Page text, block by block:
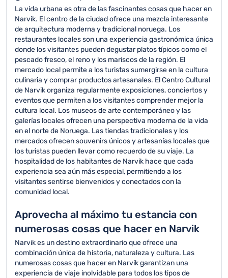
La vida urbana es otra de las fascinantes cosas que hacer en
Narvik. El centro de la ciudad ofrece una mezcla interesante
de arquitectura moderna y tradicional noruega. Los
restaurantes locales son una experiencia gastronómica única
donde los visitantes pueden degustar platos típicos como el
pescado fresco, el reno y los mariscos de la región. El
mercado local permite a los turistas sumergirse en la cultura
culinaria y comprar productos artesanales. El Centro Cultural
de Narvik organiza regularmente exposiciones, conciertos y
eventos que permiten a los visitantes comprender mejor la
cultura local. Los museos de arte contemporáneo y las
galerías locales ofrecen una perspectiva moderna de la vida
en el norte de Noruega. Las tiendas tradicionales y los
mercados ofrecen souvenirs únicos y artesanías locales que
los turistas pueden llevar como recuerdo de su viaje. La
hospitalidad de los habitantes de Narvik hace que cada
experiencia sea aún más especial, permitiendo a los
visitantes sentirse bienvenidos y conectados con la
comunidad local.
Aprovecha al máximo tu estancia con
numerosas cosas que hacer en Narvik
Narvik es un destino extraordinario que ofrece una
combinación única de historia, naturaleza y cultura. Las
numerosas cosas que hacer en Narvik garantizan una
experiencia de viaje inolvidable para todos los tipos de